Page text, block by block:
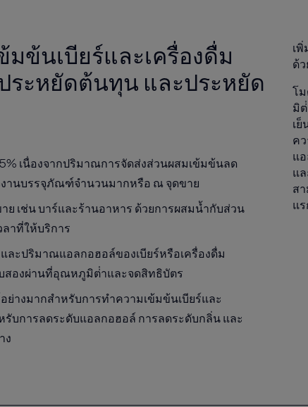
มข้นเบียร์และเครื่องดื่ม
ระหยัดต้นทุน และประหยัด
เนื่องจากปริมาณการจัดส่งส่วนผสมเข้มข้นลด
านบรรจุภัณฑ์จํานวนมากหรือ ณ จุดขาย
เช่น บาร์และร้านอาหาร ด้วยการผสมน้ำกับส่วน
ลาที่ให้บริการ
ละปริมาณแอลกอฮอล์ของเบียร์หรือเครื่องดื่ม
สองผ่านที่อุณหภูมิต่ําและจดสิทธิบัตร
ย่างมากสําหรับการทำความเข้มข้นเบียร์และ
รับการลดระดับแอลกอฮอล์ การลดระดับกลิ่น และ
ง
เ
ด้
โ
มิ
เ
ค
แ
แ
ส
แ